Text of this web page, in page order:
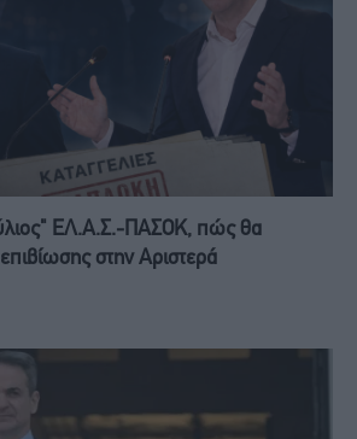
ΕΛ.Α.Σ.-ΠΑΣΟΚ, πώς θα
στην Αριστερά